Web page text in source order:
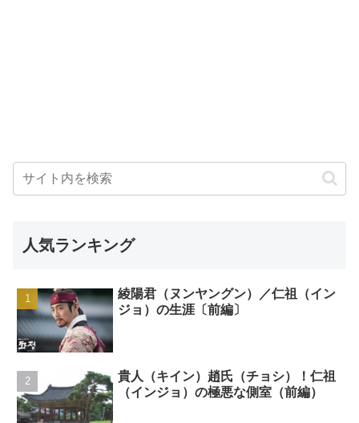
人気ランキング
綾陽君（ヌンヤングン）／仁祖（イン
ジョ）の生涯〔前編〕
貴人（キイン）趙氏（チョシ）！仁祖
（インジョ）の極悪な側室（前編）